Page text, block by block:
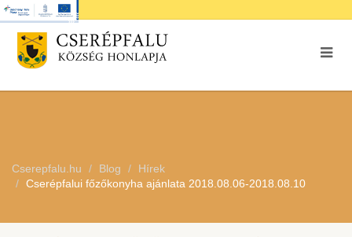
Cserepfalu.hu Blog
Hírek
Cserépfalui főzőkonyha ajánlata 2018.08.06-2018.08.10